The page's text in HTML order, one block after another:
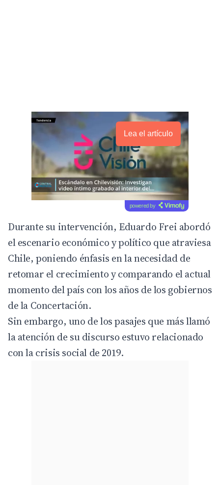
Lea el artículo
powered by
Durante su intervención, Eduardo Frei abordó
el escenario económico y político que atraviesa
Chile, poniendo énfasis en la necesidad de
retomar el crecimiento y comparando el actual
momento del país con los años de los gobiernos
de la Concertación.
Sin embargo, uno de los pasajes que más llamó
la atención de su discurso estuvo relacionado
con la crisis social de 2019.